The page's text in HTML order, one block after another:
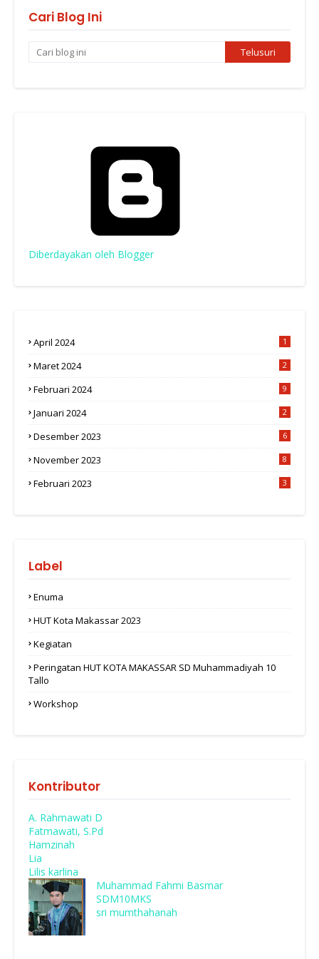
Cari Blog Ini
Diberdayakan oleh Blogger
April 2024 1
Maret 2024 2
Februari 2024 9
Januari 2024 2
Desember 2023 6
November 2023 8
Februari 2023 3
Label
Enuma
HUT Kota Makassar 2023
Kegiatan
Peringatan HUT KOTA MAKASSAR SD Muhammadiyah 10
Tallo
Workshop
Kontributor
A. Rahmawati D
Fatmawati, S.Pd
Hamzinah
Lia
Lilis karlina
Muhammad Fahmi Basmar
SDM10MKS
sri mumthahanah